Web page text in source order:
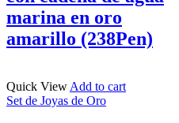
marina en oro
amarillo (238Pen)
Quick View Add to cart
Set de Joyas de Oro